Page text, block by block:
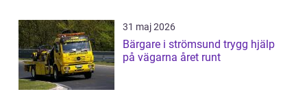
31 maj 2026
Bärgare i strömsund trygg hjälp
på vägarna året runt